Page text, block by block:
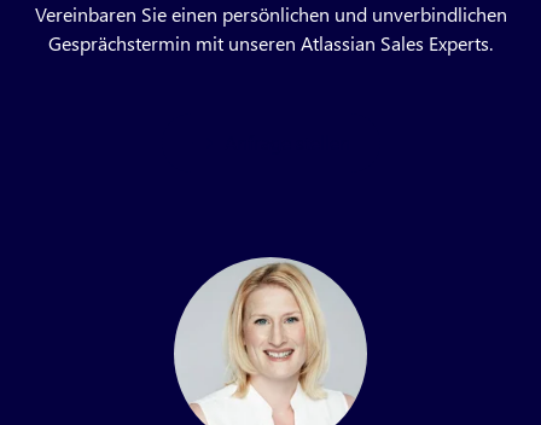
Vereinbaren Sie einen persönlichen und unverbindlichen
Gesprächstermin mit unseren Atlassian Sales Experts.